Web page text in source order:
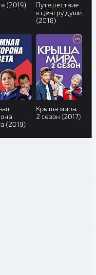
(2019)
Путешествие
к центру души
(2018)
(2019)
Крыша мира.
2 сезон (2017)